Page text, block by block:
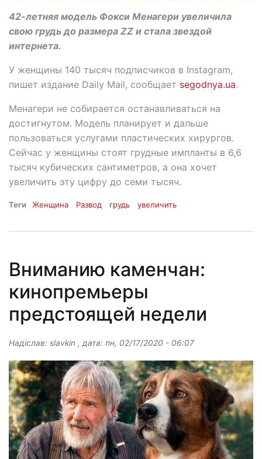
42-летняя модель Фокси Менагери увеличила
свою грудь до размера ZZ и стала звездой
интернета.
У женщины 140 тысяч подписчиков в Instagram,
пишет издание Daily Mail, сообщает segodnya.ua.
Менагери не собирается останавливаться на
достигнутом. Модель планирует и дальше
пользоваться услугами пластических хирургов.
Сейчас у женщины стоят грудные импланты в 6,6
тысяч кубических сантиметров, а она хочет
увеличить эту цифру до семи тысяч.
Теги Женщина Развод грудь увеличить
Вниманию каменчан:
кинопремьеры
предстоящей недели
Надіслав: slavkin , дата: пн, 02/17/2020 - 06:07